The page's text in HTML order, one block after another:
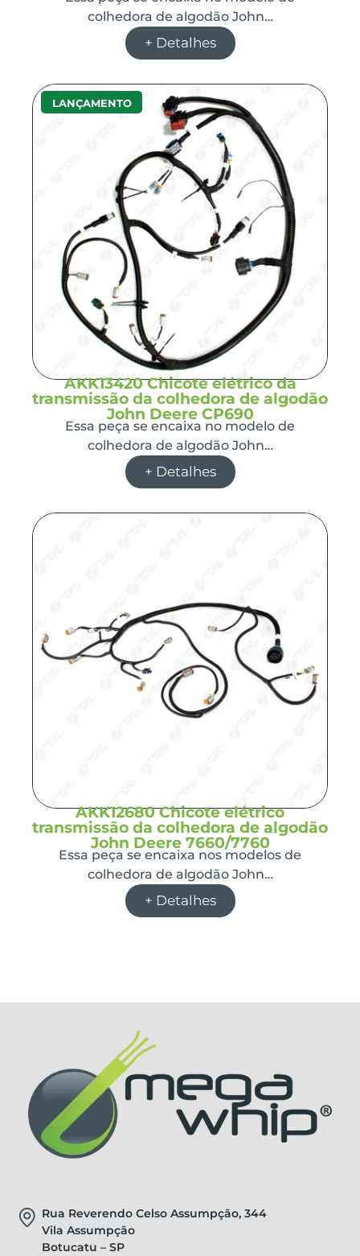
colhedora de algodão John…
+ Detalhes
LANÇAMENTO
AKK13420 Chicote elétrico da
transmissão da colhedora de algodão
John Deere CP690
Essa peça se encaixa no modelo de
colhedora de algodão John…
+ Detalhes
AKK12680 Chicote elétrico
transmissão da colhedora de algodão
John Deere 7660/7760
Essa peça se encaixa nos modelos de
colhedora de algodão John…
+ Detalhes
Rua Reverendo Celso Assumpção, 344
Vila Assumpção
Botucatu – SP